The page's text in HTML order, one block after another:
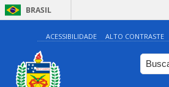
BRASIL
ACESSIBILIDADE ALTO CONTRASTE